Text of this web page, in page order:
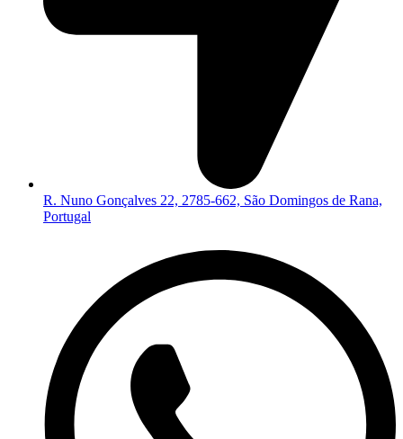
R. Nuno Gonçalves 22, 2785-662, São Domingos de Rana,
Portugal